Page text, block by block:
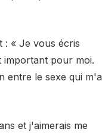
: « Je vous écris
pour moi.
entre le sexe qui m'a
et j'aimerais me